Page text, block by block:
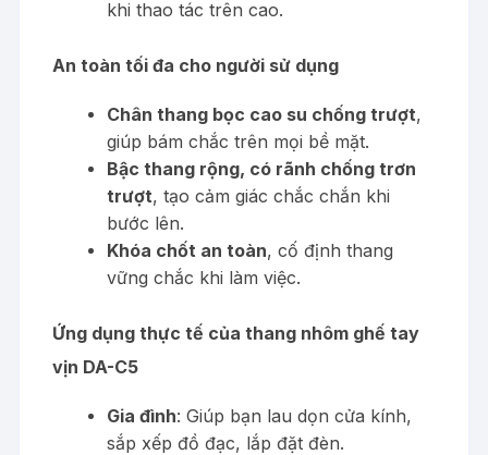
khi thao tác trên cao.
An toàn tối đa cho người sử dụng
Chân thang bọc cao su chống trượt,
giúp bám chắc trên mọi bề mặt.
Bậc thang rộng, có rãnh chống trơn
trượt, tạo cảm giác chắc chắn khi
bước lên.
Khóa chốt an toàn, cố định thang
vững chắc khi làm việc.
Ứng dụng thực tế của thang nhôm ghế tay
vịn DA-C5
Gia đình: Giúp bạn lau dọn cửa kính,
sắp xếp đồ đạc, lắp đặt đèn.